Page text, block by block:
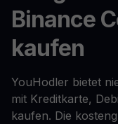
Binance
kaufen
YouHodler bietet
mit Kreditkarte,
kaufen. Die